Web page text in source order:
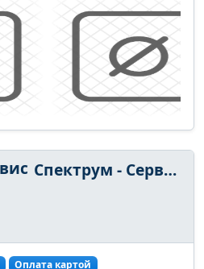
Спектрум - Сервис
Оплата картой